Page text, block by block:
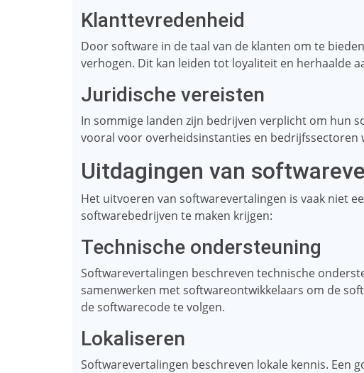
Klanttevredenheid
Door software in de taal van de klanten om te
verhogen. Dit kan leiden tot loyaliteit en herhaalde
Juridische vereisten
In sommige landen zijn bedrijven verplicht om hun
vooral voor overheidsinstanties en bedrijfssectoren
Uitdagingen van
Het uitvoeren van softwarevertalingen is vaak niet
softwarebedrijven te maken krijgen:
Technische ondersteuning
Softwarevertalingen beschreven technische
samenwerken met softwareontwikkelaars om de
de softwarecode te volgen.
Lokaliseren
Softwarevertalingen beschreven lokale kennis. Een